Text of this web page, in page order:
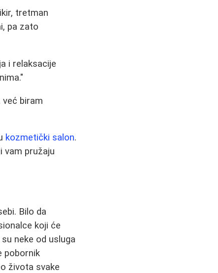
tretman
pa zato
i relaksacije
već biram
kozmetički salon.
vam pružaju
Bilo da
koji će
neke od usluga
pobornik
života svake